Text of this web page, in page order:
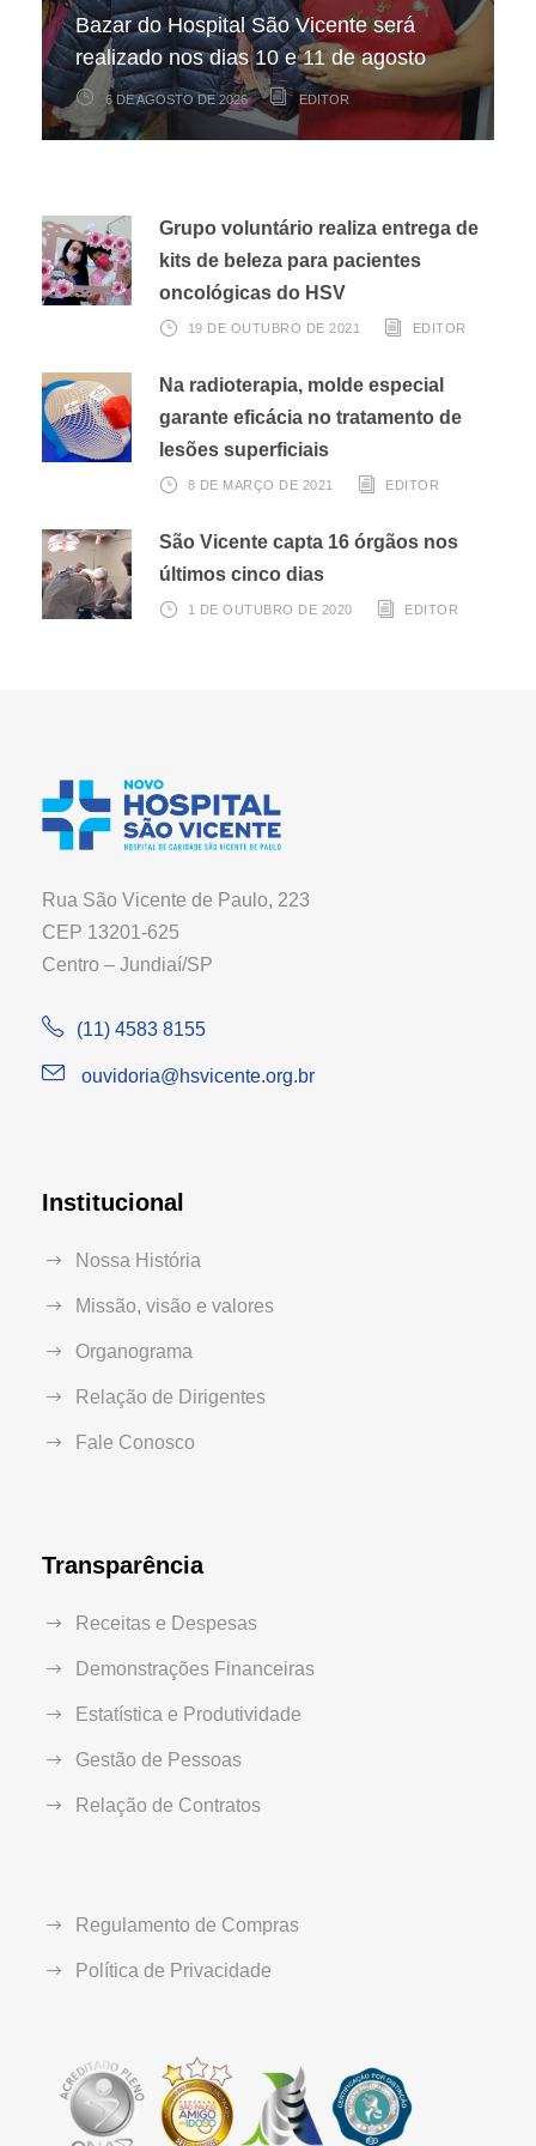
Bazar do Hospital São Vicente será
realizado nos dias 10 e 11 de agosto
6 DE AGOSTO DE 2026 EDITOR
mapeamento nacional sobre câncer
infantojuvenil
6 DE AGOSTO DE 2026 EDITOR
arrecadação de cupons fiscais pela
Nota Fiscal Paulista
3 DE AGOSTO DE 2026 EDITOR
Grupo voluntário realiza entrega de
kits de beleza para pacientes
oncológicas do HSV
19 DE OUTUBRO DE 2021 EDITOR
Na radioterapia, molde especial
garante eficácia no tratamento de
lesões superficiais
8 DE MARÇO DE 2021 EDITOR
São Vicente capta 16 órgãos nos
últimos cinco dias
1 DE OUTUBRO DE 2020 EDITOR
Rua São Vicente de Paulo, 223
CEP 13201-625
Centro – Jundiaí/SP
(11) 4583 8155
ouvidoria@hsvicente.org.br
Institucional
Nossa História
Missão, visão e valores
Organograma
Relação de Dirigentes
Fale Conosco
Transparência
Receitas e Despesas
Demonstrações Financeiras
Estatística e Produtividade
Gestão de Pessoas
Relação de Contratos
Regulamento de Compras
Política de Privacidade